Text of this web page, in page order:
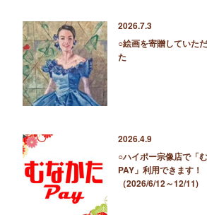
2026.7.3
○絵画を寄贈していた
た
2026.4.9
○ハイポー宗像店で「
PAY」利用できます！
（2026/6/12～12/11)